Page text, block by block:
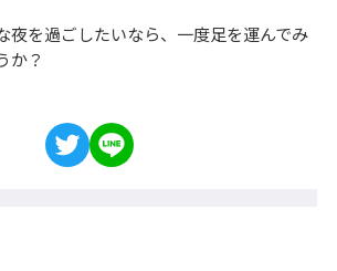
夜を過ごしたいなら、一度足を運んでみ
か？